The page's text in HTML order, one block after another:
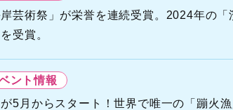
C
A
N
岸芸術祭」が栄誉を連続受賞。2024年の
受賞。
ント情報
5月からスタート！世界で唯一の「蹦火漁